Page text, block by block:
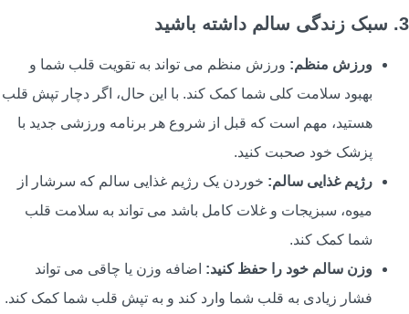
داشته باشید
ورزش منظم:ورزش منظم می تواند به تقویت قلب شما و
بهبود سلامت کلی شما کمک کند. با این حال، اگر دچار تپش قلب
هستید، مهم است که قبل از شروع هر برنامه ورزشی جدید با
پزشک خود صحبت کنید.
رژیم غذایی سالم:خوردن یک رژیم غذایی سالم که سرشار از
میوه، سبزیجات و غلات کامل باشد می تواند به سلامت قلب
شما کمک کند.
وزن سالم خود را حفظ کنید:اضافه وزن یا چاقی می تواند
فشار زیادی به قلب شما وارد کند و به تپش قلب شما کمک کند.